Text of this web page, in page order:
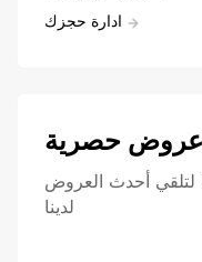
ادارة حجزك
عروض حصرية
لتلقي أحدث العروض
لدينا